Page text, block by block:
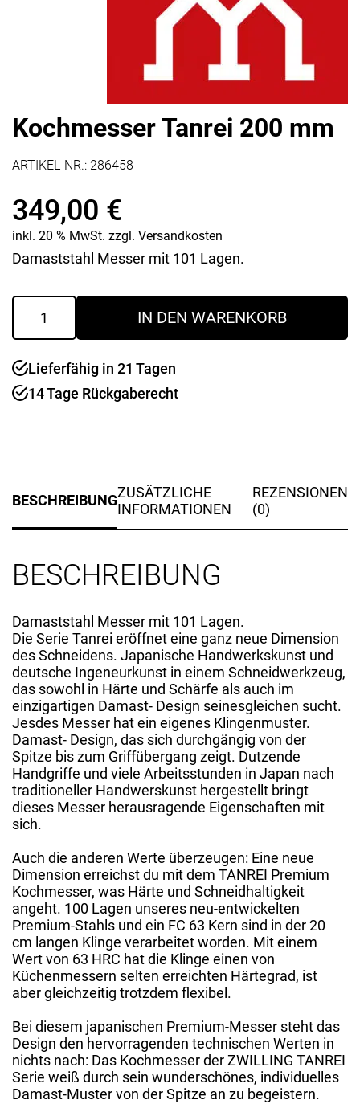
Kochmesser Tanrei 200 mm
ARTIKEL-NR.: 286458
349,00 €
inkl. 20 % MwSt. zzgl. Versandkosten
Damaststahl Messer mit 101 Lagen.
Kochmesser
Tanrei
200
Menge
IN DEN WARENKORB
Lieferfähig in 21 Tagen
14 Tage Rückgaberecht
BESCHREIBUNGZUSÄTZLICHE
INFORMATIONEN
REZENSIONEN
(0)
BESCHREIBUNG
Damaststahl Messer mit 101 Lagen.
Die Serie Tanrei eröffnet eine ganz neue Dimension
des Schneidens. Japanische Handwerkskunst und
deutsche Ingeneurkunst in einem Schneidwerkzeug,
das sowohl in Härte und Schärfe als auch im
einzigartigen Damast- Design seinesgleichen sucht.
Jesdes Messer hat ein eigenes Klingenmuster.
Damast- Design, das sich durchgängig von der
Spitze bis zum Griffübergang zeigt. Dutzende
Handgriffe und viele Arbeitsstunden in Japan nach
traditioneller Handwerskunst hergestellt bringt
dieses Messer herausragende Eigenschaften mit
sich.
Auch die anderen Werte überzeugen: Eine neue
Dimension erreichst du mit dem TANREI Premium
Kochmesser, was Härte und Schneidhaltigkeit
angeht. 100 Lagen unseres neu-entwickelten
Premium-Stahls und ein FC 63 Kern sind in der 20
cm langen Klinge verarbeitet worden. Mit einem
Wert von 63 HRC hat die Klinge einen von
Küchenmessern selten erreichten Härtegrad, ist
aber gleichzeitig trotzdem flexibel.
Bei diesem japanischen Premium-Messer steht das
Design den hervorragenden technischen Werten in
nichts nach: Das Kochmesser der ZWILLING TANREI
Serie weiß durch sein wunderschönes, individuelles
Damast-Muster von der Spitze an zu begeistern.